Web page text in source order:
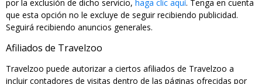
por la exclusión de dicho servicio, haga clic aquí. Tenga en cuenta
que esta opción no le excluye de seguir recibiendo publicidad.
Seguirá recibiendo anuncios generales.
Afiliados de Travelzoo
Travelzoo puede autorizar a ciertos afiliados de Travelzoo a
incluir contadores de visitas dentro de las páginas ofrecidas por